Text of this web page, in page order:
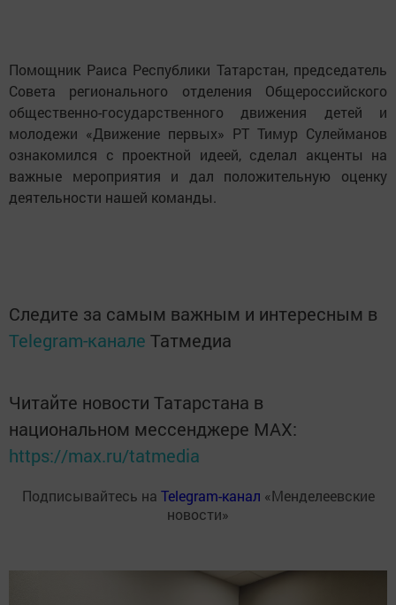
Помощник Раиса Республики Татарстан, председатель
Совета регионального отделения Общероссийского
общественно-государственного движения детей и
молодежи «Движение первых» РТ Тимур Сулейманов
ознакомился с проектной идеей, сделал акценты на
важные мероприятия и дал положительную оценку
деятельности нашей команды.
Следите за самым важным и интересным в
Telegram-канале Татмедиа
Читайте новости Татарстана в
национальном мессенджере MАХ:
https://max.ru/tatmedia
Подписывайтесь на Telegram-канал «Менделеевские
новости»